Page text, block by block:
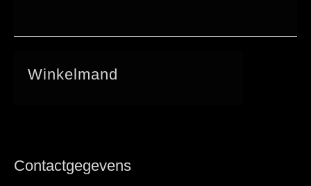
Winkelmand
Contactgegevens